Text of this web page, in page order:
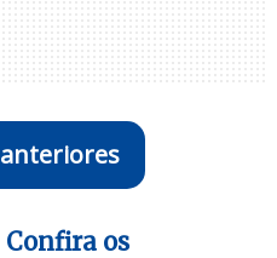
anteriores
Confira os